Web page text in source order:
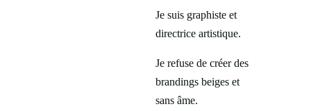
Je suis graphiste et
directrice artistique.
Je refuse de créer des
brandings beiges et
sans âme.